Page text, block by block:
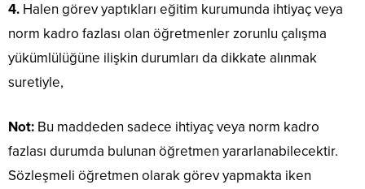
4. Halen görev yaptıkları eğitim kurumunda ihtiyaç veya
norm kadro fazlası olan öğretmenler zorunlu çalışma
yükümlülüğüne ilişkin durumları da dikkate alınmak
suretiyle,
Not: Bu maddeden sadece ihtiyaç veya norm kadro
fazlası durumda bulunan öğretmen yararlanabilecektir.
Sözleşmeli öğretmen olarak görev yapmakta iken